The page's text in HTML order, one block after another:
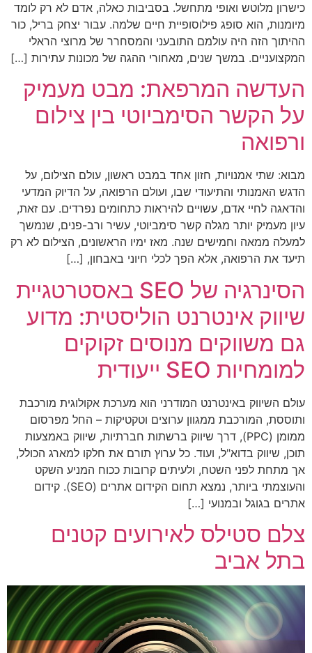
כישרון מלוטש ואופי מתחשל. בסביבות כאלה, אדם לא רק לומד
מיומנות, הוא סופג פילוסופיית חיים שלמה. עבור יצחק בריל, כור
ההיתוך הזה היה עולמם התובעני והמסחרר של מרוצי הראלי
המקצועניים. במשך שנים, מאחורי ההגה של מכונות עתירות […]
העדשה המרפאת: מבט מעמיק
על הקשר הסימביוטי בין צילום
ורפואה
מבוא: שתי אמנויות, חזון אחד במבט ראשון, עולם הצילום, על
הדגש האמנותי והתיעודי שבו, ועולם הרפואה, על הדיוק המדעי
והדאגה לחיי אדם, עשויים להיראות כתחומים נפרדים. עם זאת,
עיון מעמיק יותר מגלה קשר סימביוטי, עשיר ורב-פנים, שנמשך
למעלה ממאה וחמישים שנה. מאז ימיו הראשונים, הצילום לא רק
תיעד את הרפואה, אלא הפך לכלי חיוני באבחון, […]
הסינרגיה של SEO באסטרטגיית
שיווק אינטרנט הוליסטית: מדוע
גם משווקים מנוסים זקוקים
למומחיות SEO ייעודית
עולם השיווק באינטרנט המודרני הוא מערכת אקולוגית מורכבת
ותוססת, המורכבת ממגוון ערוצים וטקטיקות – החל מפרסום
ממומן (PPC), דרך שיווק ברשתות חברתיות, שיווק באמצעות
תוכן, שיווק בדוא"ל, ועוד. כל ערוץ תורם את חלקו למארג הכולל,
אך מתחת לפני השטח, ולעיתים קרובות ככוח המניע השקט
והעוצמתי ביותר, נמצא תחום הקידום אתרים (SEO). קידום
אתרים בגוגל ובמנועי […]
צלם סטילס לאירועים קטנים
בתל אביב